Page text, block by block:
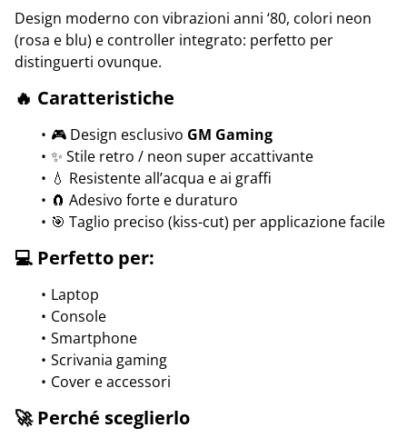
Design moderno con vibrazioni anni ‘80, colori neon
(rosa e blu) e controller integrato: perfetto per
distinguerti ovunque.
🔥 Caratteristiche
🎮 Design esclusivo GM Gaming
✨ Stile retro / neon super accattivante
💧 Resistente all’acqua e ai graffi
🧲 Adesivo forte e duraturo
🎯 Taglio preciso (kiss-cut) per applicazione facile
💻 Perfetto per:
Laptop
Console
Smartphone
Scrivania gaming
Cover e accessori
🚀 Perché sceglierlo